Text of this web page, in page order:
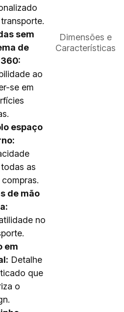
sem
de
ao
se em
espaço
as
de mão
no
em
Detalhe
que
o
Dimensões e
Características